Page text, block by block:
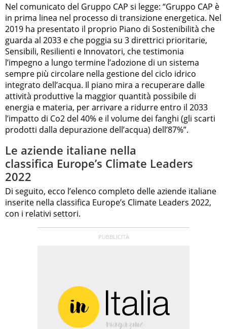
Nel comunicato del Gruppo CAP si legge: “Gruppo CAP è
in prima linea nel processo di transizione energetica. Nel
2019 ha presentato il proprio Piano di Sostenibilità che
guarda al 2033 e che poggia su 3 direttrici prioritarie,
Sensibili, Resilienti e Innovatori, che testimonia
l’impegno a lungo termine l’adozione di un sistema
sempre più circolare nella gestione del ciclo idrico
integrato dell’acqua. Il piano mira a recuperare dalle
attività produttive la maggior quantità possibile di
energia e materia, per arrivare a ridurre entro il 2033
l’impatto di Co2 del 40% e il volume dei fanghi (gli scarti
prodotti dalla depurazione dell’acqua) dell’87%”.
Le aziende italiane nella
classifica Europe’s Climate Leaders
2022
Di seguito, ecco l’elenco completo delle aziende italiane
inserite nella classifica Europe’s Climate Leaders 2022,
con i relativi settori.